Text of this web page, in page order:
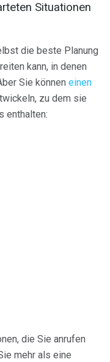
Situationen
die beste Planung
kann, in denen
Sie können einen
zu dem sie
enthalten:
die Sie anrufen
mehr als eine